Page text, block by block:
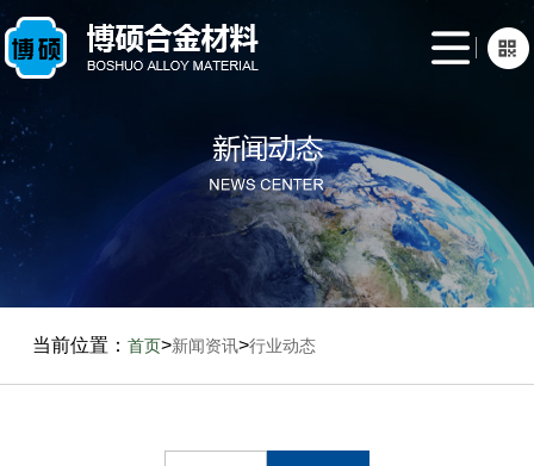
网
站
首
页
关
于
我
产
品
展
新
闻
生
当前位置： 首页>新闻资讯>行业动态